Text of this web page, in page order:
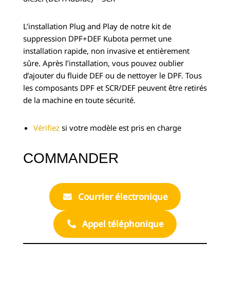
L’installation Plug and Play de notre kit de
suppression DPF+DEF Kubota permet une
installation rapide, non invasive et entièrement
sûre. Après l’installation, vous pouvez oublier
d’ajouter du fluide DEF ou de nettoyer le DPF. Tous
les composants DPF et SCR/DEF peuvent être retirés
de la machine en toute sécurité.
Vérifiez si votre modèle est pris en charge
COMMANDER
Courrier électronique
Appel téléphonique